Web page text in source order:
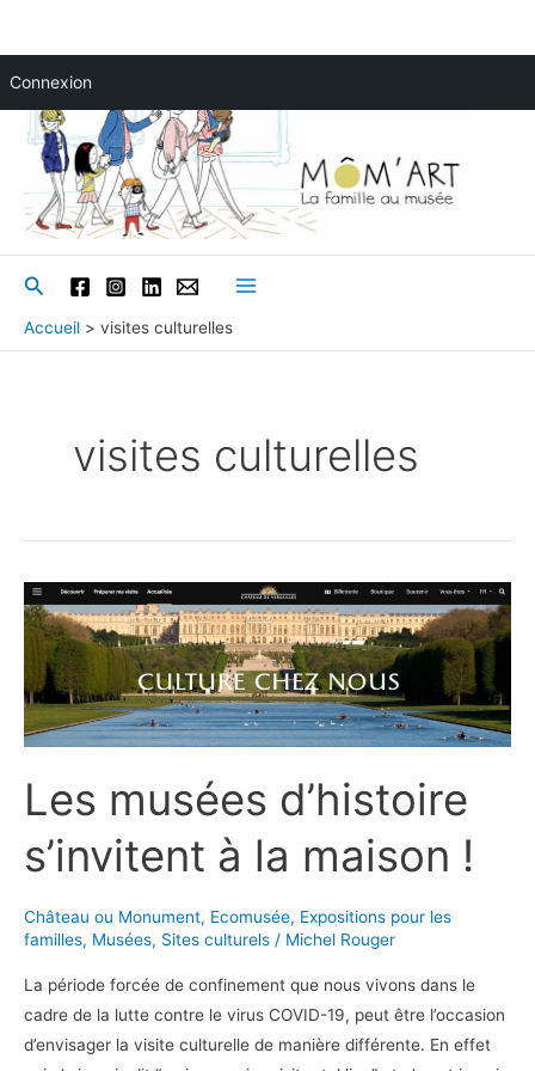
Connexion
contenu
Rechercher
Menu
Accueil visites culturelles
visites culturelles
Les musées d’histoire
s’invitent à la maison !
Château ou Monument, Ecomusée, Expositions pour les
familles, Musées, Sites culturels / Michel Rouger
La période forcée de confinement que nous vivons dans le
cadre de la lutte contre le virus COVID-19, peut être l’occasion
d’envisager la visite culturelle de manière différente. En effet